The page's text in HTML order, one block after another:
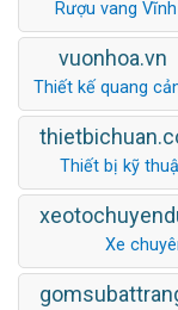
Rượu vang
vuonhoa.vn
Thiết kế quang
Thiết bị kỹ
Xe